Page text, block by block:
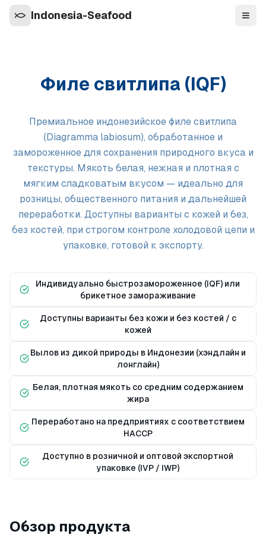
Indonesia-Seafood
Филе свитлипа (IQF)
Премиальное индонезийское филе свитлипа
(Diagramma labiosum), обработанное и
замороженное для сохранения природного вкуса и
текстуры. Мякоть белая, нежная и плотная с
мягким сладковатым вкусом — идеально для
розницы, общественного питания и дальнейшей
переработки. Доступны варианты с кожей и без,
без костей, при строгом контроле холодовой цепи и
упаковке, готовой к экспорту.
Индивидуально быстрозамороженное (IQF) или
брикетное замораживание
Доступны варианты без кожи и без костей / с
кожей
Вылов из дикой природы в Индонезии (хэндлайн и
лонглайн)
Белая, плотная мякоть со средним содержанием
жира
Переработано на предприятиях с соответствием
HACCP
Доступно в розничной и оптовой экспортной
упаковке (IVP / IWP)
Обзор продукта